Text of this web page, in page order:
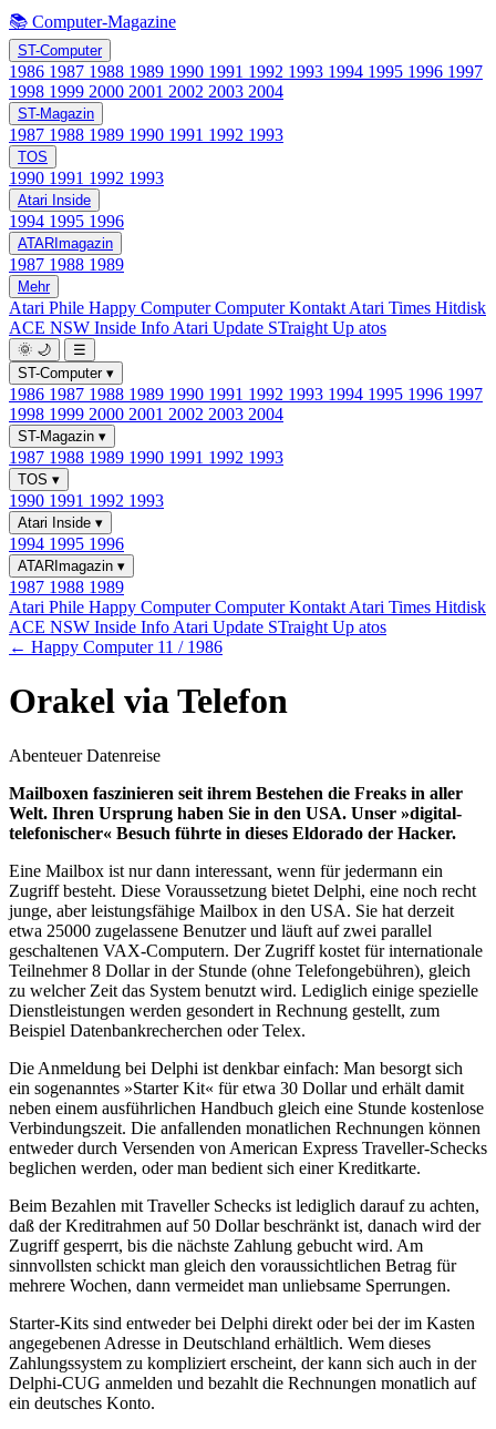
📚 Computer-Magazine
ST-Computer
1986 1987 1988 1989 1990 1991 1992 1993 1994 1995 1996 1997
1998 1999 2000 2001 2002 2003 2004
ST-Magazin
1987 1988 1989 1990 1991 1992 1993
TOS
1990 1991 1992 1993
Atari Inside
1994 1995 1996
ATARImagazin
1987 1988 1989
Mehr
Atari Phile Happy ComputerComputer Kontakt Atari Times Hitdisk
ACE NSW Inside Info Atari Update STraight Up atos
🌞 🌙
☰
ST-Computer ▾
1986 1987 1988 1989 1990 1991 1992 1993 1994 1995 1996 1997
1998 1999 2000 2001 2002 2003 2004
ST-Magazin ▾
1987 1988 1989 1990 1991 1992 1993
TOS ▾
1990 1991 1992 1993
Atari Inside ▾
1994 1995 1996
ATARImagazin ▾
1987 1988 1989
Atari Phile Happy ComputerComputer Kontakt Atari Times Hitdisk
ACE NSW Inside Info Atari Update STraight Up atos
← Happy Computer 11 / 1986
Orakel via Telefon
Abenteuer Datenreise
Mailboxen faszinieren seit ihrem Bestehen die Freaks in aller
Welt. Ihren Ursprung haben Sie in den USA. Unser »digital-
telefonischer« Besuch führte in dieses Eldorado der Hacker.
Eine Mailbox ist nur dann interessant, wenn für jedermann ein
Zugriff besteht. Diese Voraussetzung bietet Delphi, eine noch recht
junge, aber leistungsfähige Mailbox in den USA. Sie hat derzeit
etwa 25000 zugelassene Benutzer und läuft auf zwei parallel
geschaltenen VAX-Computern. Der Zugriff kostet für internationale
Teilnehmer 8 Dollar in der Stunde (ohne Telefongebühren), gleich
zu welcher Zeit das System benutzt wird. Lediglich einige spezielle
Dienstleistungen werden gesondert in Rechnung gestellt, zum
Beispiel Datenbankrecherchen oder Telex.
Die Anmeldung bei Delphi ist denkbar einfach: Man besorgt sich
ein sogenanntes »Starter Kit« für etwa 30 Dollar und erhält damit
neben einem ausführlichen Handbuch gleich eine Stunde kostenlose
Verbindungszeit. Die anfallenden monatlichen Rechnungen können
entweder durch Versenden von American Express Traveller-Schecks
beglichen werden, oder man bedient sich einer Kreditkarte.
Beim Bezahlen mit Traveller Schecks ist lediglich darauf zu achten,
daß der Kreditrahmen auf 50 Dollar beschränkt ist, danach wird der
Zugriff gesperrt, bis die nächste Zahlung gebucht wird. Am
sinnvollsten schickt man gleich den voraussichtlichen Betrag für
mehrere Wochen, dann vermeidet man unliebsame Sperrungen.
Starter-Kits sind entweder bei Delphi direkt oder bei der im Kasten
angegebenen Adresse in Deutschland erhältlich. Wem dieses
Zahlungssystem zu kompliziert erscheint, der kann sich auch in der
Delphi-CUG anmelden und bezahlt die Rechnungen monatlich auf
ein deutsches Konto.